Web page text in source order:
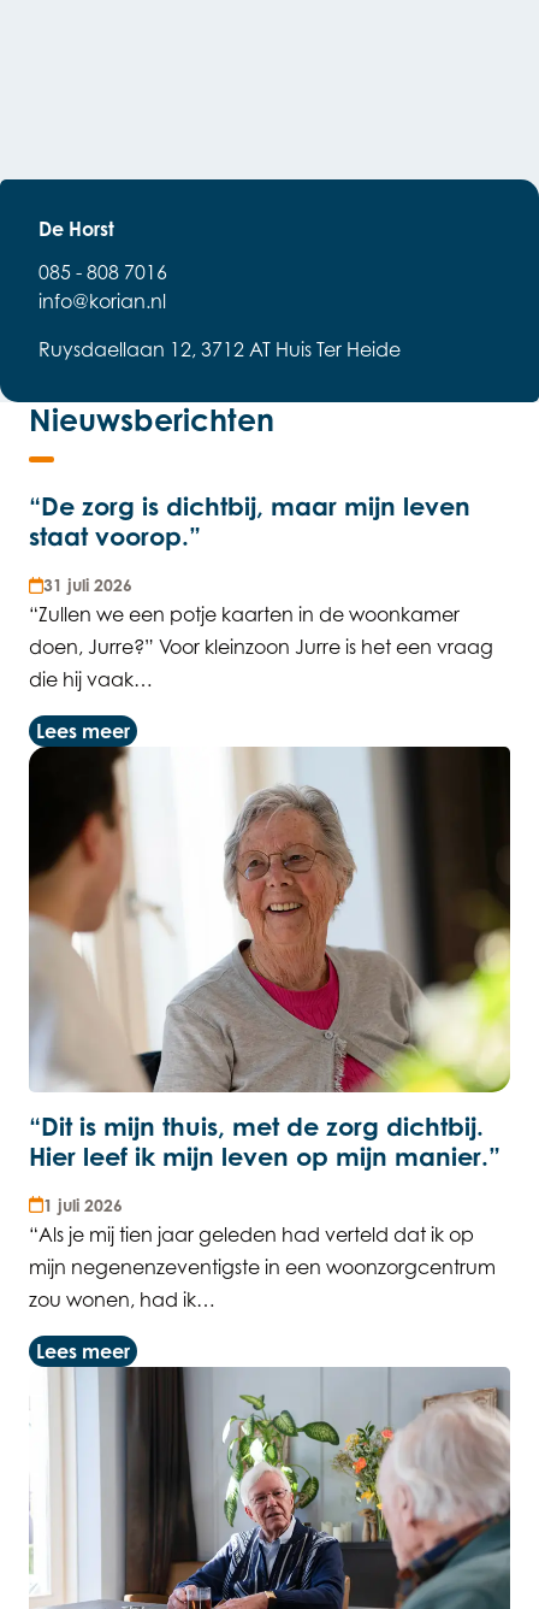
De Horst
085 - 808 7016
info@korian.nl
Ruysdaellaan 12, 3712 AT Huis Ter Heide
Nieuwsberichten
“De zorg is dichtbij, maar mijn leven
staat voorop.”
31 juli 2026
“Zullen we een potje kaarten in de woonkamer
doen, Jurre?” Voor kleinzoon Jurre is het een vraag
die hij vaak…
Lees meer
“Dit is mijn thuis, met de zorg dichtbij.
Hier leef ik mijn leven op mijn manier.”
1 juli 2026
“Als je mij tien jaar geleden had verteld dat ik op
mijn negenenzeventigste in een woonzorgcentrum
zou wonen, had ik…
Lees meer